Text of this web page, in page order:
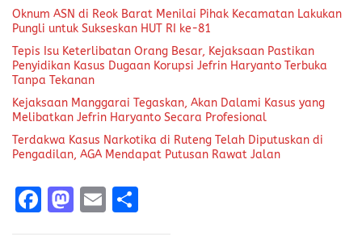
Oknum ASN di Reok Barat Menilai Pihak Kecamatan Lakukan
Pungli untuk Sukseskan HUT RI ke-81
Tepis Isu Keterlibatan Orang Besar, Kejaksaan Pastikan
Penyidikan Kasus Dugaan Korupsi Jefrin Haryanto Terbuka
Tanpa Tekanan
Kejaksaan Manggarai Tegaskan, Akan Dalami Kasus yang
Melibatkan Jefrin Haryanto Secara Profesional
Terdakwa Kasus Narkotika di Ruteng Telah Diputuskan di
Pengadilan, AGA Mendapat Putusan Rawat Jalan
F
M E